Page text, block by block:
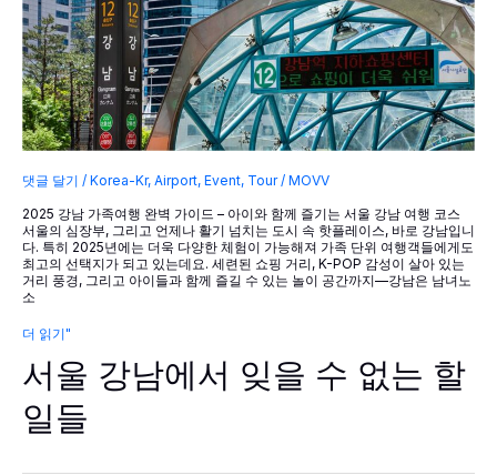
댓글 달기 / Korea-Kr, Airport, Event, Tour/ MOVV
2025 강남 가족여행 완벽 가이드 – 아이와 함께 즐기는 서울 강남 여행 코스
서울의 심장부, 그리고 언제나 활기 넘치는 도시 속 핫플레이스, 바로 강남입니
다. 특히 2025년에는 더욱 다양한 체험이 가능해져 가족 단위 여행객들에게도
최고의 선택지가 되고 있는데요. 세련된 쇼핑 거리, K-POP 감성이 살아 있는
거리 풍경, 그리고 아이들과 함께 즐길 수 있는 놀이 공간까지—강남은 남녀노
소
서
강
남
서
잊
더 읽기"
서울 강남에서 잊을 수 없는 할
일들